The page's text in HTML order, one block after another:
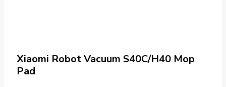
Xiaomi Robot Vacuum S40C/H40 Mop
Pad